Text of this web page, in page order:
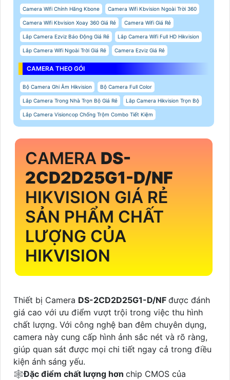
Camera Wifi Chính Hãng Kbone Camera Wifi Kbvision Ngoài Trời 360
Camera Wifi Kbvision Xoay 360 Giá Rẻ Camera Wifi Giá Rẻ
Lắp Camera Ezviz Báo Động Giá Rẻ Lắp Camera Wifi Full HD Hikvision
Lắp Camera Wifi Ngoài Trời Giá Rẻ Camera Ezviz Giá Rẻ
CAMERA THEO GÓI
Bộ Camera Ghi Âm Hikvision Bộ Camera Full Color
Lắp Camera Trong Nhà Trọn Bộ Giá Rẻ Lắp Camera Hikvision Trọn Bộ
Lắp Camera Visioncop Chống Trộm Combo Tiết Kiệm
CAMERA DS-
2CD2D25G1-D/NF
HIKVISION GIÁ RẺ
SẢN PHẨM CHẤT
LƯỢNG CỦA
HIKVISION
Thiết bị Camera DS-2CD2D25G1-D/NF được đánh
giá cao với ưu điểm vượt trội trong việc thu hình
chất lượng. Với công nghệ ban đêm chuyên dụng,
camera này cung cấp hình ảnh sắc nét và rõ ràng,
giúp quan sát được mọi chi tiết ngay cả trong điều
kiện ánh sáng yếu.
🕸Đặc điểm chất lượng hơn chip CMOS của